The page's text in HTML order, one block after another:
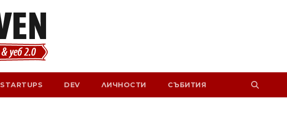
STARTUPS DEV ЛИЧНОСТИ СЪБИТИЯ